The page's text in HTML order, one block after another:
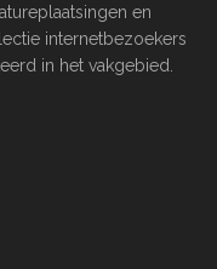
en
internetbezoekers
in het vakgebied.